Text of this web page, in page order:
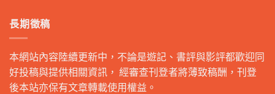
長期徵稿
本網站內容陸續更新中，不論是遊記、書評與影評都歡迎同
好投稿與提供相關資訊， 經審查刊登者將薄致稿酬，刊登
後本站亦保有文章轉載使用權益。